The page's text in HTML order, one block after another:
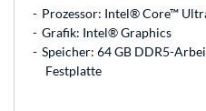
Prozessor: Intel® Core™
Grafik: Intel® Graphics
Speicher: 64 GB DDR5-
Festplatte